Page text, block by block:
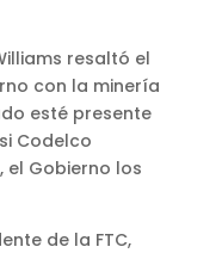
resaltó el
con la minería
esté presente
Codelco
Gobierno los
de la FTC,